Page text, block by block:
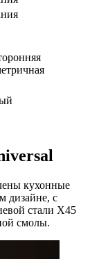
кухонные
дизайне, с
стали X45
смолы.